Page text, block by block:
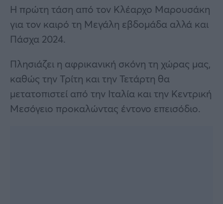
Η πρώτη τάση από τον Κλέαρχο Μαρουσάκη
για τον καιρό τη Μεγάλη εβδομάδα αλλά και
Πάσχα 2024.
Πλησιάζει η αφρικανική σκόνη τη χώρας μας,
καθώς την Τρίτη και την Τετάρτη θα
μετατοπιστεί από την Ιταλία και την Κεντρική
Μεσόγειο προκαλώντας έντονο επεισόδιο.